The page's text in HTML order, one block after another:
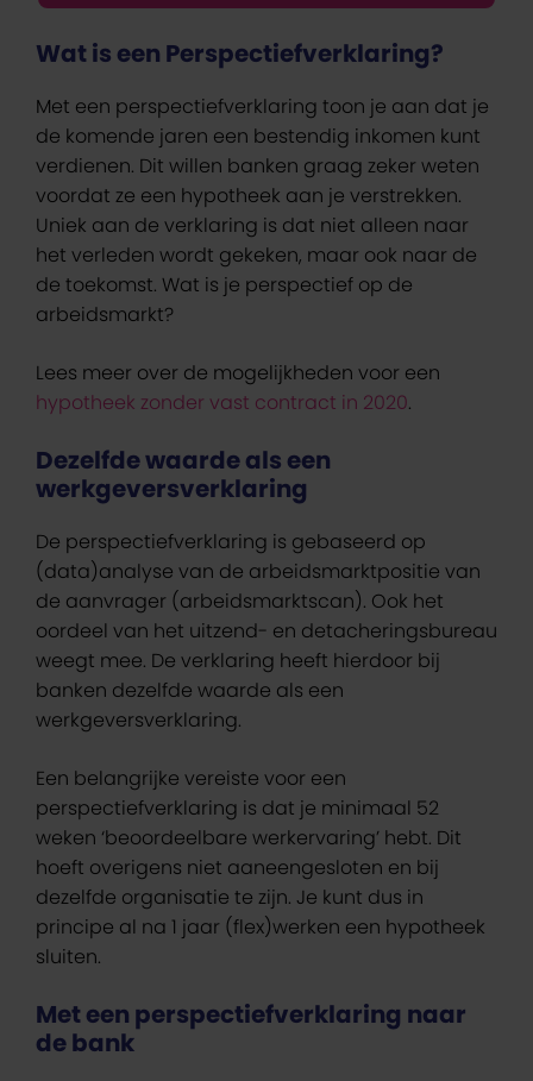
Wat is een Perspectiefverklaring?
Met een perspectiefverklaring toon je aan dat je
de komende jaren een bestendig inkomen kunt
verdienen. Dit willen banken graag zeker weten
voordat ze een hypotheek aan je verstrekken.
Uniek aan de verklaring is dat niet alleen naar
het verleden wordt gekeken, maar ook naar de
de toekomst. Wat is je perspectief op de
arbeidsmarkt?
Lees meer over de mogelijkheden voor een
hypotheek zonder vast contract in 2020.
Dezelfde waarde als een
werkgeversverklaring
De perspectiefverklaring is gebaseerd op
(data)analyse van de arbeidsmarktpositie van
de aanvrager (arbeidsmarktscan). Ook het
oordeel van het uitzend- en detacheringsbureau
weegt mee. De verklaring heeft hierdoor bij
banken dezelfde waarde als een
werkgeversverklaring.
Een belangrijke vereiste voor een
perspectiefverklaring is dat je minimaal 52
weken ‘beoordeelbare werkervaring’ hebt. Dit
hoeft overigens niet aaneengesloten en bij
dezelfde organisatie te zijn. Je kunt dus in
principe al na 1 jaar (flex)werken een hypotheek
sluiten.
Met een perspectiefverklaring naar
de bank